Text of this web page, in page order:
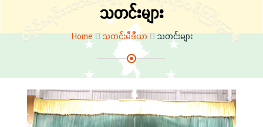
သတင်းများ
Home သတင်းမီဒီယာ သတင်းများ